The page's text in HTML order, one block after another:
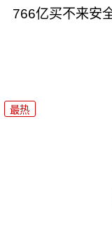
766亿买不来安
最热